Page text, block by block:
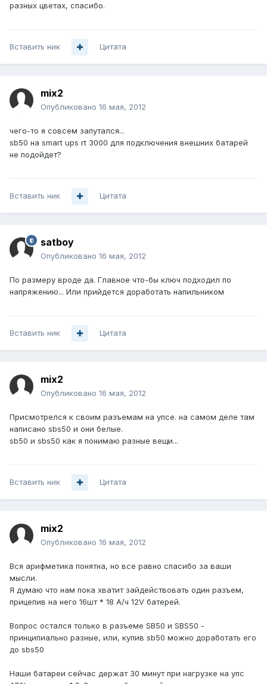
разных цветах, спасибо.
Вставить ник Цитата
mix2
Опубликовано 16 мая, 2012
чего-то я совсем запутался...
sb50 на smart ups rt 3000 для подключения внешних батарей
не подойдет?
Вставить ник Цитата
satboy
Опубликовано 16 мая, 2012
По размеру вроде да. Главное что-бы ключ подходил по
напряжению... Или прийдется доработать напильником
Вставить ник Цитата
mix2
Опубликовано 16 мая, 2012
Присмотрелся к своим разъемам на упсе. на самом деле там
написано sbs50 и они белые.
sb50 и sbs50 как я понимаю разные вещи...
Вставить ник Цитата
mix2
Опубликовано 16 мая, 2012
Вся арифметика понятна, но все равно спасибо за ваши
мысли.
Я думаю что нам пока хватит зайдействовать один разъем,
прицепив на него 16шт * 18 А/ч 12V батерей.
Вопрос остался только в разъеме SB50 и SBS50 -
принципиально разные, или, купив sb50 можно доработать его
до sbs50
Наши батареи сейчас держат 30 минут при нагрузке на упс